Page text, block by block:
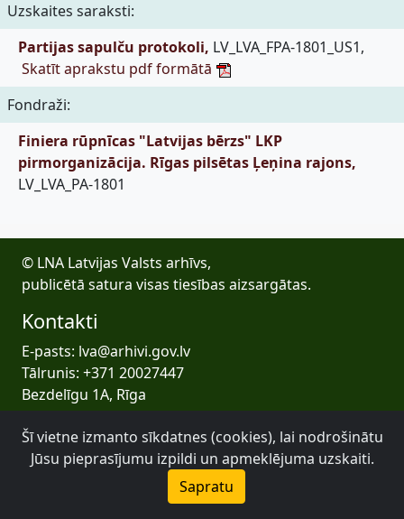
Uzskaites saraksti:
Partijas sapulču protokoli, LV_LVA_FPA-1801_US1,
Skatīt aprakstu pdf formātā
Fondraži:
Finiera rūpnīcas "Latvijas bērzs" LKP
pirmorganizācija. Rīgas pilsētas Ļeņina rajons,
LV_LVA_PA-1801
© LNA Latvijas Valsts arhīvs,
publicētā satura visas tiesības aizsargātas.
Kontakti
E-pasts: lva@arhivi.gov.lv
Tālrunis: +371 20027447
Bezdelīgu 1A, Rīga
Latvijas Valsts arhīvs
Šī vietne izmanto sīkdatnes (cookies), lai nodrošinātu
Jūsu pieprasījumu izpildi un apmeklējuma uzskaiti.
Sapratu